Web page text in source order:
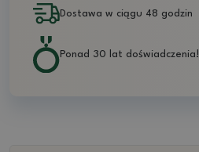
Dostawa w ciągu 48 godzin
Ponad 30 lat doświadczenia!